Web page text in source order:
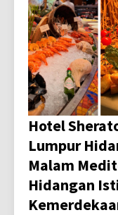
Hotel
Lumpur
Malam
Hidangan